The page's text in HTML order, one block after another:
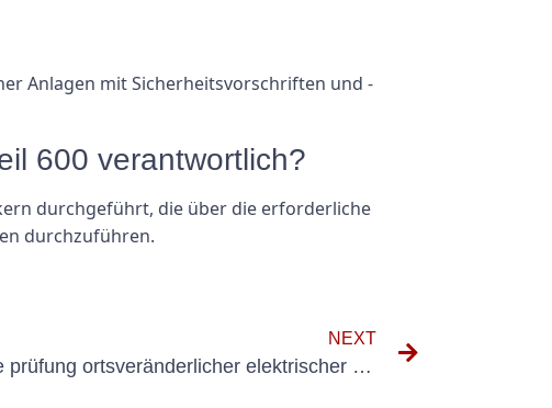
Anlagen mit Sicherheitsvorschriften und -
600 verantwortlich?
durchgeführt, die über die erforderliche
durchzuführen.
NEXT
dguv wiederkehrende prüfung ortsveränderlicher elektrischer anlagen und betriebsmittel